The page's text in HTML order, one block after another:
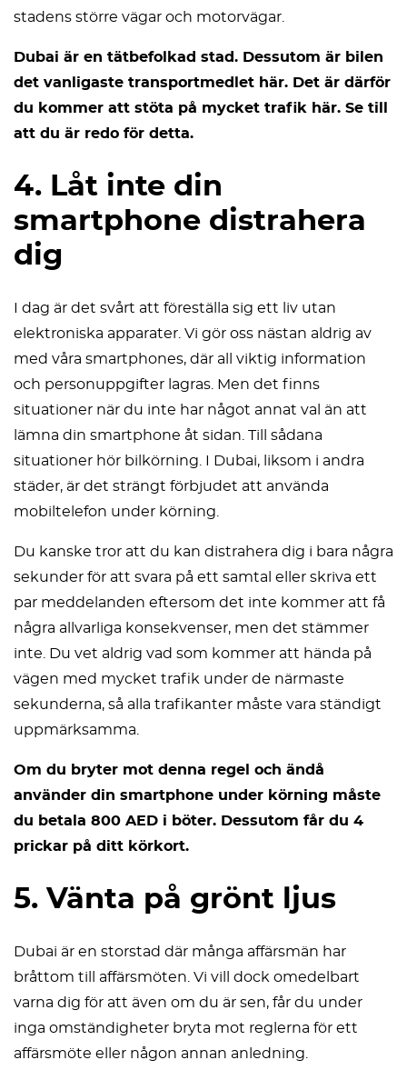
stadens större vägar och motorvägar.
Dubai är en tätbefolkad stad. Dessutom är bilen
det vanligaste transportmedlet här. Det är därför
du kommer att stöta på mycket trafik här. Se till
att du är redo för detta.
4. Låt inte din
smartphone distrahera
dig
I dag är det svårt att föreställa sig ett liv utan
elektroniska apparater. Vi gör oss nästan aldrig av
med våra smartphones, där all viktig information
och personuppgifter lagras. Men det finns
situationer när du inte har något annat val än att
lämna din smartphone åt sidan. Till sådana
situationer hör bilkörning. I Dubai, liksom i andra
städer, är det strängt förbjudet att använda
mobiltelefon under körning.
Du kanske tror att du kan distrahera dig i bara några
sekunder för att svara på ett samtal eller skriva ett
par meddelanden eftersom det inte kommer att få
några allvarliga konsekvenser, men det stämmer
inte. Du vet aldrig vad som kommer att hända på
vägen med mycket trafik under de närmaste
sekunderna, så alla trafikanter måste vara ständigt
uppmärksamma.
Om du bryter mot denna regel och ändå
använder din smartphone under körning måste
du betala 800 AED i böter. Dessutom får du 4
prickar på ditt körkort.
5. Vänta på grönt ljus
Dubai är en storstad där många affärsmän har
bråttom till affärsmöten. Vi vill dock omedelbart
varna dig för att även om du är sen, får du under
inga omständigheter bryta mot reglerna för ett
affärsmöte eller någon annan anledning.